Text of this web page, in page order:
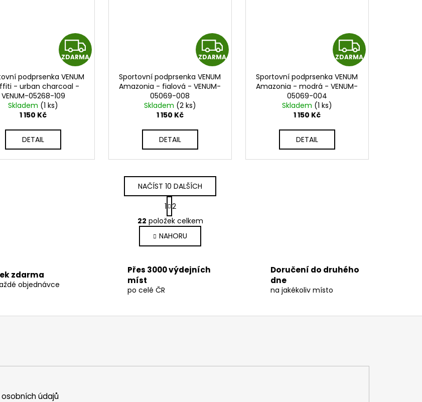
Z
D
ZDARMA
podprsenka VENUM
- urban charcoal -
VENUM-05268-109
Skladem (1 ks)
1 150 Kč
DETAIL
Z
D
ZDARMA
Sportovní podprsenka VENUM
Amazonia - fialová - VENUM-
05069-008
Skladem (2 ks)
1 150 Kč
DETAIL
Z
D
ZDARMA
Sportovní podprsenka VENUM
Amazonia - modrá - VENUM-
05069-004
Skladem (1 ks)
1 150 Kč
DETAIL
O
v
l
á
a
r
ý
NAČÍST 10 DALŠÍCH
S
t
r
á
n
k
v
á
1 2
22 položek celkem
NAHORU
zdarma
objednávce
Přes 3000 výdejních
míst
po celé ČR
Doručení do druhého
dne
na jakékoliv místo
údajů